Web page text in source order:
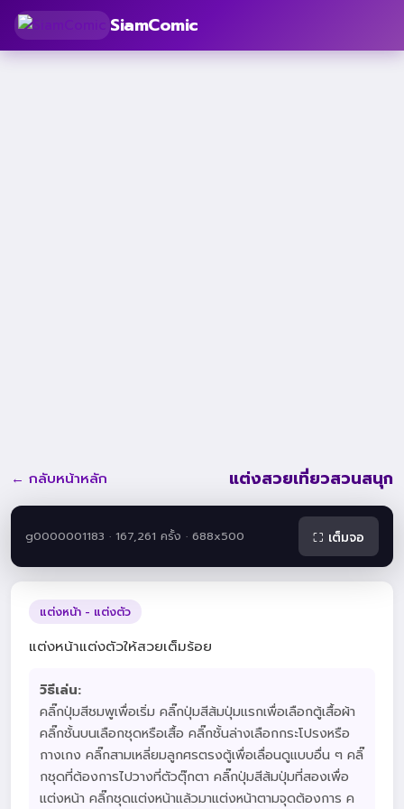
SiamComic
← กลับหน้าหลัก แต่งสวยเที่ยวสวนสนุก
g0000001183 · 167,261 ครั้ง · 688x500 ⛶ เต็มจอ
แต่งหน้า - แต่งตัว
แต่งหน้าแต่งตัวให้สวยเต็มร้อย
วิธีเล่น:
คลิ๊กปุ่มสีชมพูเพื่อเริ่ม คลิ๊กปุ่มสีส้มปุ่มแรกเพื่อเลือกตู้เสื้อผ้า
คลิ๊กชั้นบนเลือกชุดหรือเสื้อ คลิ๊กชั้นล่างเลือกกระโปรงหรือ
กางเกง คลิ๊กสามเหลี่ยมลูกศรตรงตู้เพื่อเลื่อนดูแบบอื่น ๆ คลิ๊
กชุดที่ต้องการไปวางที่ตัวตุ๊กตา คลิ๊กปุ่มสีส้มปุ่มที่สองเพื่อ
แต่งหน้า คลิ๊กชุดแต่งหน้าแล้วมาแต่งหน้าตามจุดต้องการ ค